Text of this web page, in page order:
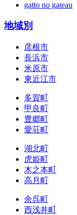
gatto no gateau
地域別
彦根市
長浜市
米原市
東近江市
多賀町
甲良町
豊郷町
愛荘町
湖北町
虎姫町
木之本町
高月町
余呉町
西浅井町